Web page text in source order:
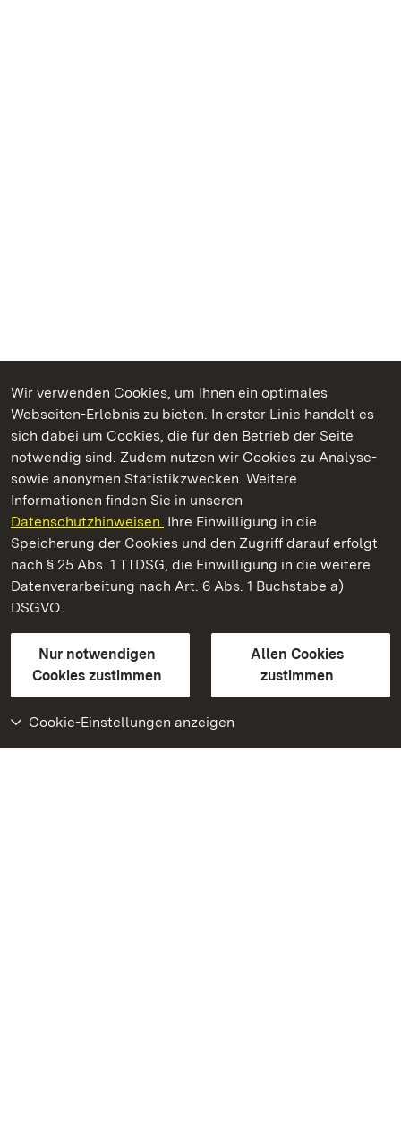
Wir verwenden Cookies, um Ihnen ein optimales
Webseiten-Erlebnis zu bieten. In erster Linie handelt es
sich dabei um Cookies, die für den Betrieb der Seite
notwendig sind. Zudem nutzen wir Cookies zu Analyse-
sowie anonymen Statistikzwecken. Weitere
Informationen finden Sie in unseren
Datenschutzhinweisen. Ihre Einwilligung in die
Speicherung der Cookies und den Zugriff darauf erfolgt
nach § 25 Abs. 1 TTDSG, die Einwilligung in die weitere
Datenverarbeitung nach Art. 6 Abs. 1 Buchstabe a)
DSGVO.
Nur notwendigen
Cookies zustimmen
Allen Cookies
zustimmen
Cookie-Einstellungen anzeigen
Kommen. Staunen. Genießen.
Staatliche Schlösser und Gärten Baden‑Württemberg
Staatliche Schlösser und Gärten Baden-Württemberg
Kontakt
GebärdenspracheLeichte Sprache
Erklärung zur Barrierefreiheit
BITV-konform (geprüfte Seiten)
Weiteres